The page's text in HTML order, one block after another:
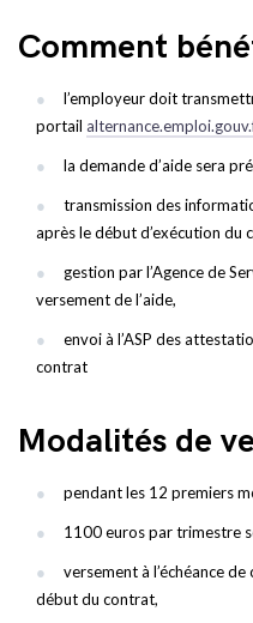
Comment
l’employeur doit
portail
la demande d’aide sera
transmission des
après le début d’exécution du
gestion par l’Agence de
versement de l’aide,
envoi à l’ASP des
contrat
Modalités de
pendant les 12 premiers
1100 euros par trimestre
versement à l’échéance
début du contrat,